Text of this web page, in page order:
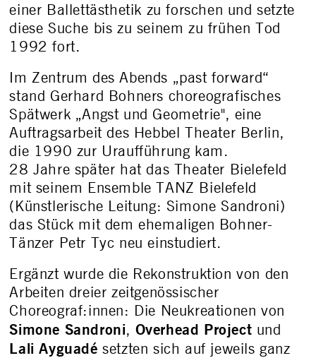
einer Ballettästhetik zu forschen und setzte
diese Suche bis zu seinem zu frühen Tod
1992 fort.
Im Zentrum des Abends „past forward“
stand Gerhard Bohners choreografisches
Spätwerk „Angst und Geometrie", eine
Auftragsarbeit des Hebbel Theater Berlin,
die 1990 zur Uraufführung kam.
28 Jahre später hat das Theater Bielefeld
mit seinem Ensemble TANZ Bielefeld
(Künstlerische Leitung: Simone Sandroni)
das Stück mit dem ehemaligen Bohner-
Tänzer Petr Tyc neu einstudiert.
Ergänzt wurde die Rekonstruktion von den
Arbeiten dreier zeitgenössischer
Choreograf:innen: Die Neukreationen von
Simone Sandroni, Overhead Project und
Lali Ayguadé setzten sich auf jeweils ganz